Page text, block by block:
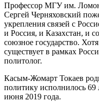
Профессор МГУ им.
Сергей Черняховский
укрепления связей с
и Россия, и Казахстан, и
союзное государство.
существует в рамках
политолог.
Касым-Жомарт Токаев
политику исполнилось 69
июня 2019 года.